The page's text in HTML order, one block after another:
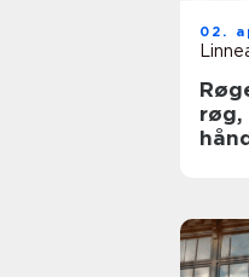
02.
røg,